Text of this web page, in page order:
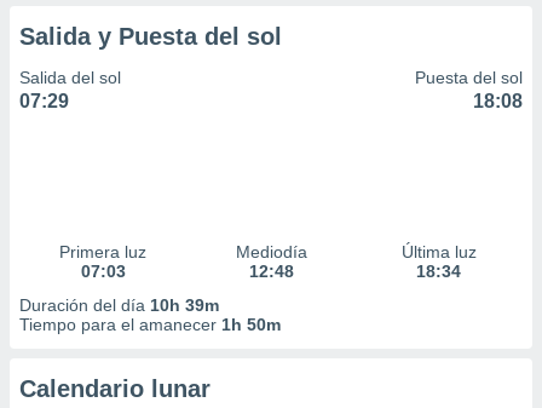
Salida y Puesta del sol
Salida del sol
07:29
Puesta del sol
18:08
Primera luz
07:03
Mediodía
12:48
Última luz
18:34
Duración del día 10h 39m
Tiempo para el amanecer 1h 50m
Calendario lunar